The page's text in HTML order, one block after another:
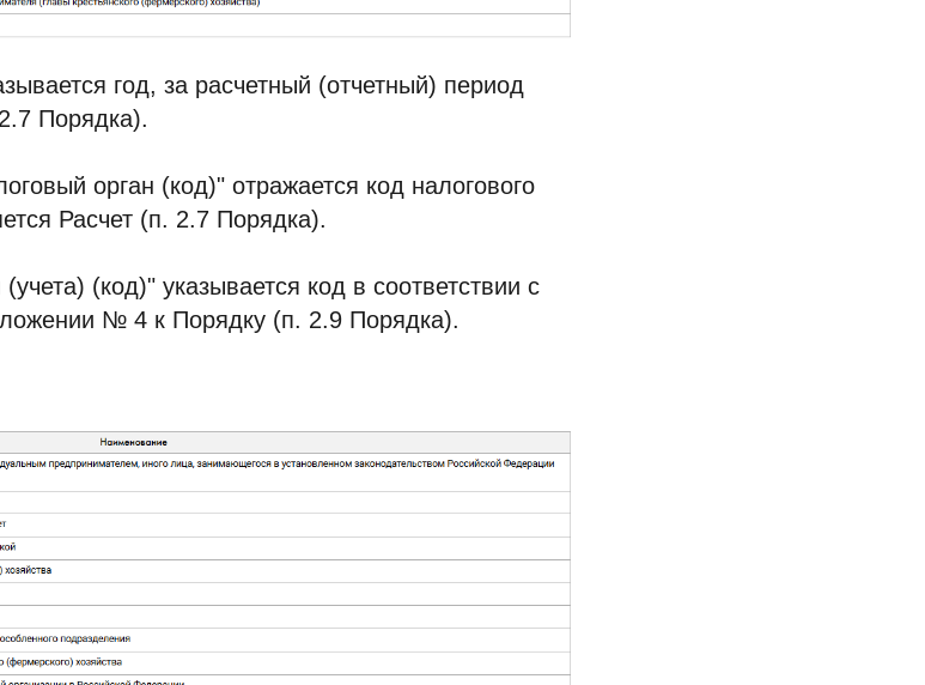
год, за расчетный (отчетный) период
Порядка).
орган (код)" отражается код налогового
Расчет (п. 2.7 Порядка).
(код)" указывается код в соответствии с
№ 4 к Порядку (п. 2.9 Порядка).